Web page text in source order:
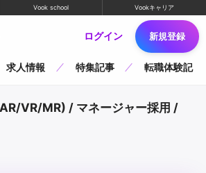
Vook school Vookキャリア
ログイン 新規登録
求人情報 特集記事 転職体験記
VR/MR) / マネージャー採用 /